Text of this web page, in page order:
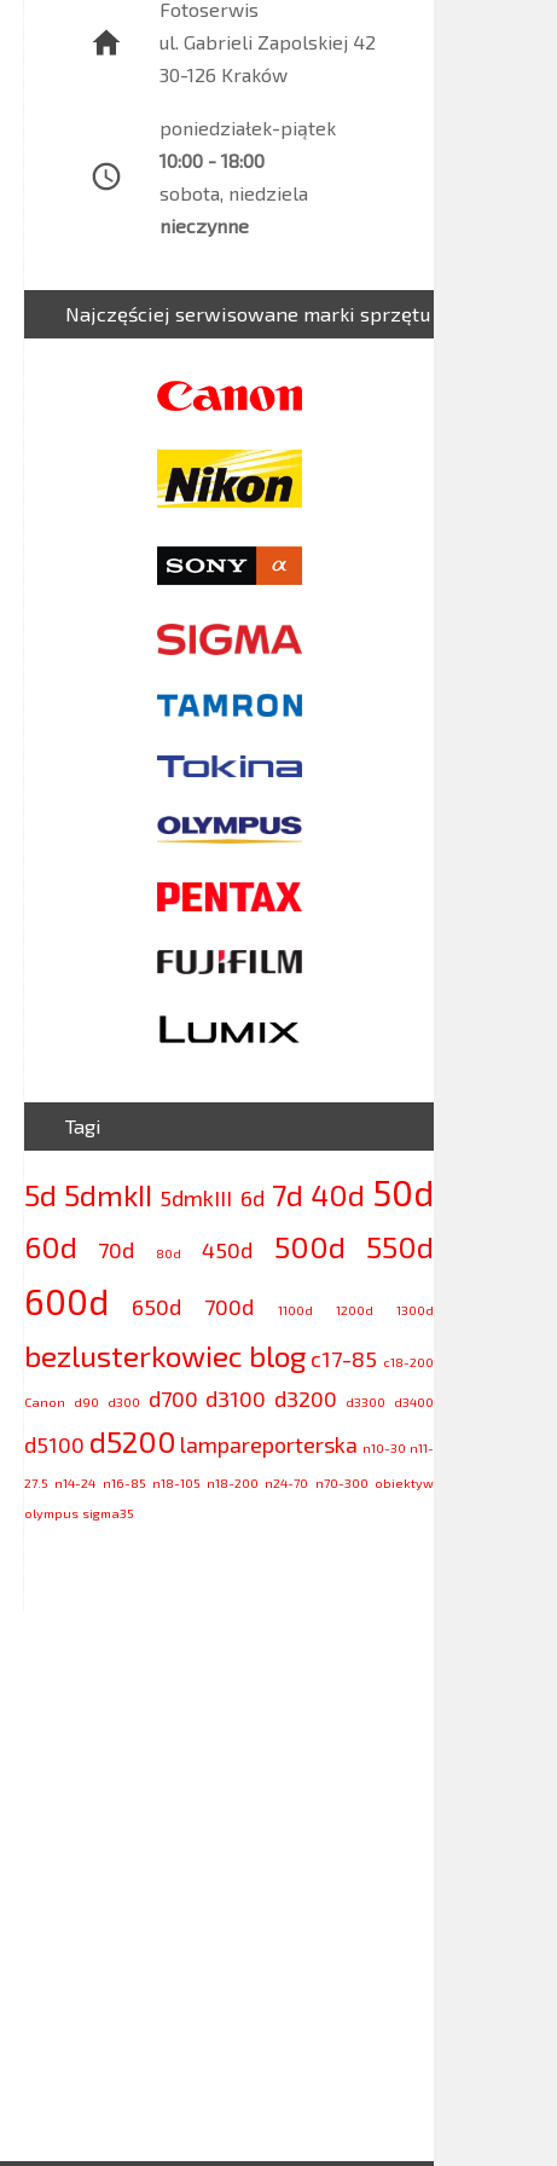
Fotoserwis
ul. Gabrieli Zapolskiej 42
30-126 Kraków
poniedziałek-piątek
10:00 - 18:00
sobota, niedziela
nieczynne
Najczęściej serwisowane marki sprzętu
Tagi
5d 5dmkII 5dmkIII 6d 7d 40d 50d
60d 70d 80d 450d 500d 550d
600d 650d 700d 1100d 1200d 1300d
bezlusterkowiec blog c17-85 c18-200
Canon d90 d300 d700 d3100 d3200 d3300 d3400
d5100 d5200 lampareporterska n10-30 n11-
27.5 n14-24 n16-85 n18-105 n18-200 n24-70 n70-300 obiektyw
olympus sigma35